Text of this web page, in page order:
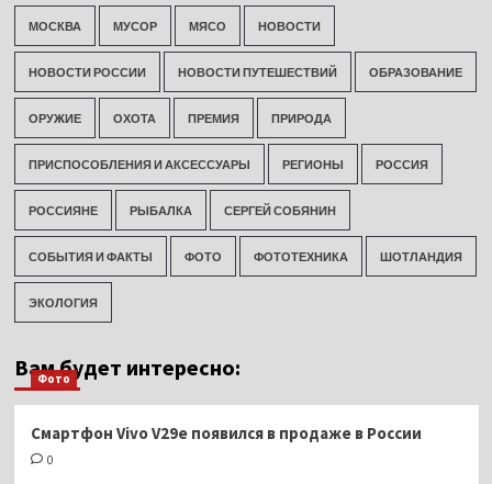
МОСКВА МУСОР МЯСО НОВОСТИ
НОВОСТИ РОССИИ НОВОСТИ ПУТЕШЕСТВИЙ ОБРАЗОВАНИЕ
ОРУЖИЕ ОХОТА ПРЕМИЯ ПРИРОДА
ПРИСПОСОБЛЕНИЯ И АКСЕССУАРЫ РЕГИОНЫ РОССИЯ
РОССИЯНЕ РЫБАЛКА СЕРГЕЙ СОБЯНИН
СОБЫТИЯ И ФАКТЫ ФОТО ФОТОТЕХНИКА ШОТЛАНДИЯ
ЭКОЛОГИЯ
Вам будет интересно:
Фото
Смартфон Vivo V29e появился в продаже в России
0